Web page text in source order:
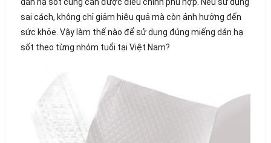
sai cách, không chỉ giảm hiệu quả mà còn ảnh hưởng đến
sức khỏe. Vậy làm thế nào để sử dụng đúng miếng dán hạ
sốt theo từng nhóm tuổi tại Việt Nam?